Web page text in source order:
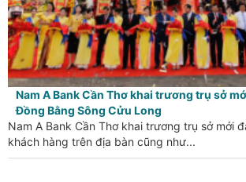
Nam A Bank Cần Thơ khai trương trụ sở
Đồng Bằng Sông Cửu Long
Nam A Bank Cần Thơ khai trương trụ sở mới
khách hàng trên địa bàn cũng như...